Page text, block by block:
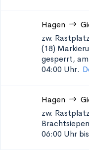
Hagen
zw.
(18)
gesperrt,
04:00 Uhr.
Hagen
zw.
Brachtsiepen
06:00 Uhr